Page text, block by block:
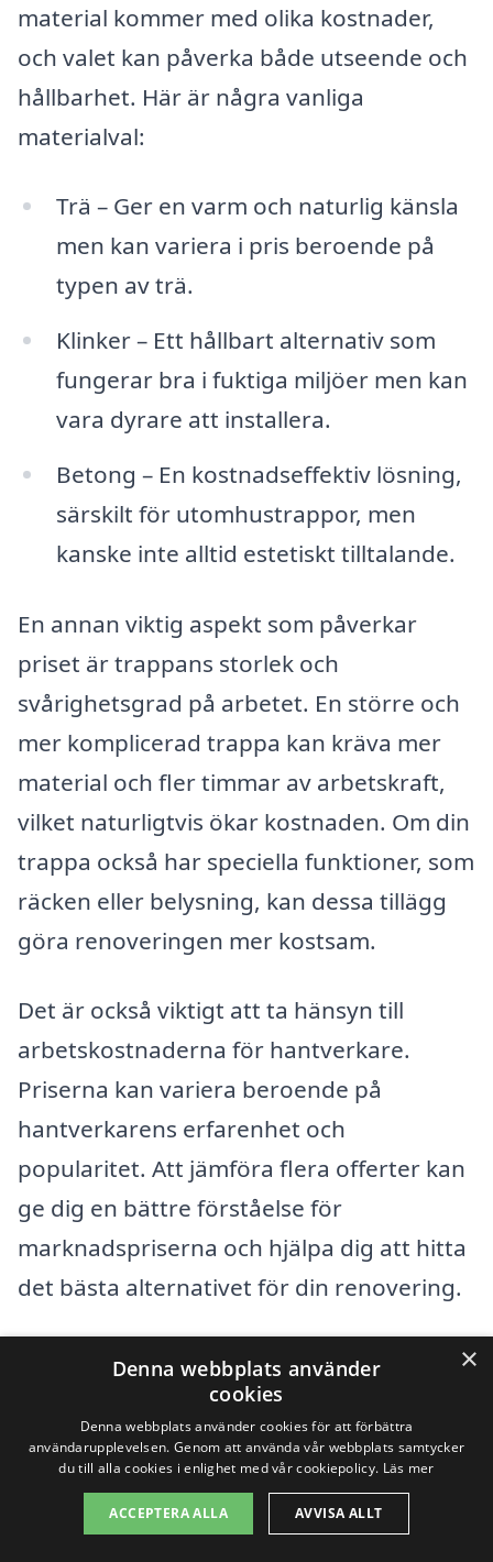
material kommer med olika kostnader,
och valet kan påverka både utseende och
hållbarhet. Här är några vanliga
materialval:
Trä – Ger en varm och naturlig känsla
men kan variera i pris beroende på
typen av trä.
Klinker – Ett hållbart alternativ som
fungerar bra i fuktiga miljöer men kan
vara dyrare att installera.
Betong – En kostnadseffektiv lösning,
särskilt för utomhustrappor, men
kanske inte alltid estetiskt tilltalande.
En annan viktig aspekt som påverkar
priset är trappans storlek och
svårighetsgrad på arbetet. En större och
mer komplicerad trappa kan kräva mer
material och fler timmar av arbetskraft,
vilket naturligtvis ökar kostnaden. Om din
trappa också har speciella funktioner, som
räcken eller belysning, kan dessa tillägg
göra renoveringen mer kostsam.
Det är också viktigt att ta hänsyn till
arbetskostnaderna för hantverkare.
Priserna kan variera beroende på
hantverkarens erfarenhet och
popularitet. Att jämföra flera offerter kan
ge dig en bättre förståelse för
marknadspriserna och hjälpa dig att hitta
det bästa alternativet för din renovering.
För att få en så exakt uppskattning som
möjligt kan det vara en god idé att
kontakta flera företag som specialiserar
sig på att renovera trappa i Slottsskogen.
Plattformar som renovera-trappa-pris.se
×
Denna webbplats använder
cookies
Denna webbplats använder cookies för att förbättra
användarupplevelsen. Genom att använda vår webbplats samtycker
du till alla cookies i enlighet med vår cookiepolicy. Läs mer
ACCEPTERA ALLA AVVISA ALLT